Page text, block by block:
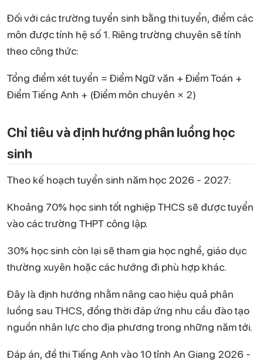
Đối với các trường tuyển sinh bằng thi tuyển, điểm các
môn được tính hệ số 1. Riêng trường chuyên sẽ tính
theo công thức:
Tổng điểm xét tuyển = Điểm Ngữ văn + Điểm Toán +
Điểm Tiếng Anh + (Điểm môn chuyên × 2)
Chỉ tiêu và định hướng phân luồng học
sinh
Theo kế hoạch tuyển sinh năm học 2026 - 2027:
Khoảng 70% học sinh tốt nghiệp THCS sẽ được tuyển
vào các trường THPT công lập.
30% học sinh còn lại sẽ tham gia học nghề, giáo dục
thường xuyên hoặc các hướng đi phù hợp khác.
Đây là định hướng nhằm nâng cao hiệu quả phân
luồng sau THCS, đồng thời đáp ứng nhu cầu đào tạo
nguồn nhân lực cho địa phương trong những năm tới.
Đáp án, đề thi Tiếng Anh vào 10 tỉnh An Giang 2026 -